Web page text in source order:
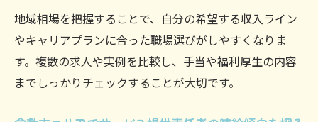
学ぶ
サービス提供責任者給料比較で重視すべき
条件
地域相場を把握することで、自分の希望する収入ライン
やキャリアプランに合った職場選びがしやすくなりま
す。複数の求人や実例を比較し、手当や福利厚生の内容
までしっかりチェックすることが大切です。